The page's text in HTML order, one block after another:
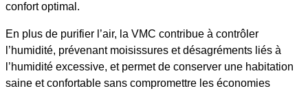
confort optimal.
En plus de purifier l’air, la VMC contribue à contrôler
l’humidité, prévenant moisissures et désagréments liés à
l’humidité excessive, et permet de conserver une habitation
saine et confortable sans compromettre les économies